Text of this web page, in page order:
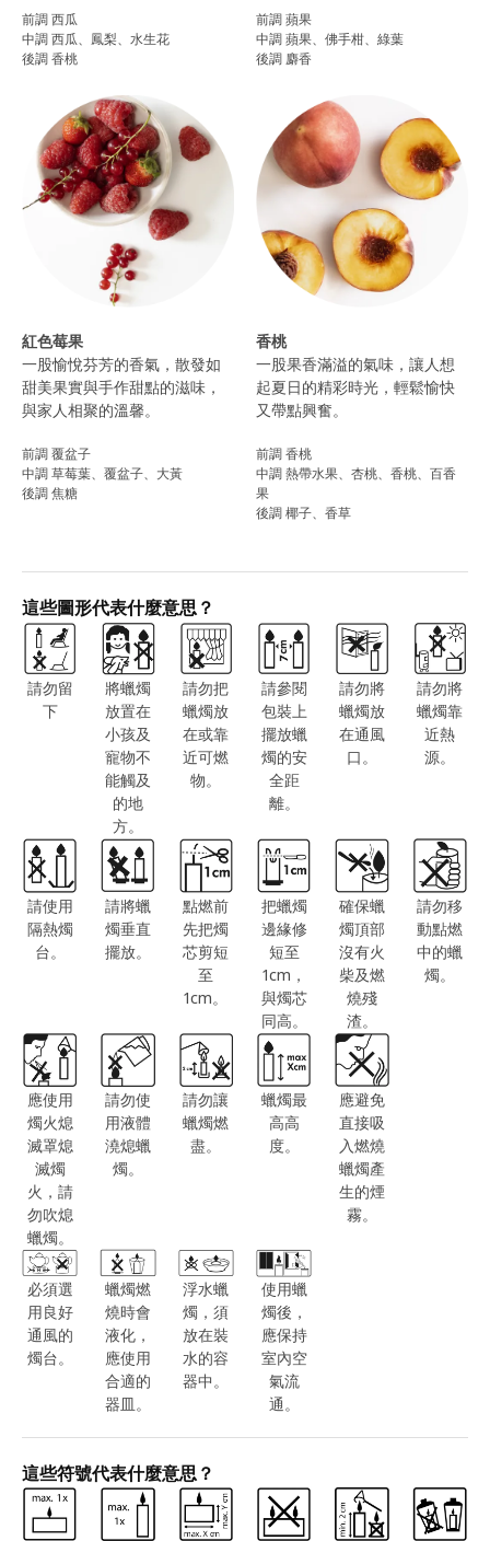
前調 西瓜
中調 西瓜、鳳梨、水生花
後調 香桃
前調 蘋果
中調 蘋果、佛手柑、綠葉
後調 麝香
紅色莓果
一股愉悅芬芳的香氣，散發如
甜美果實與手作甜點的滋味，
與家人相聚的溫馨。
前調 覆盆子
中調 草莓葉、覆盆子、大黃
後調 焦糖
香桃
一股果香滿溢的氣味，讓人想
起夏日的精彩時光，輕鬆愉快
又帶點興奮。
前調 香桃
中調 熱帶水果、杏桃、香桃、百香
果
後調 椰子、香草
這些圖形代表什麼意思？
請勿留
下
將蠟燭
放置在
小孩及
寵物不
能觸及
的地
方。
請勿把
蠟燭放
在或靠
近可燃
物。
請參閱
包裝上
擺放蠟
燭的安
全距
離。
請勿將
蠟燭放
在通風
口。
請勿將
蠟燭靠
近熱
源。
請使用
隔熱燭
台。
請將蠟
燭垂直
擺放。
點燃前
先把燭
芯剪短
至
1cm。
把蠟燭
邊緣修
短至
1cm，
與燭芯
同高。
確保蠟
燭頂部
沒有火
柴及燃
燒殘
渣。
請勿移
動點燃
中的蠟
燭。
應使用
燭火熄
滅罩熄
滅燭
火，請
勿吹熄
蠟燭。
請勿使
用液體
澆熄蠟
燭。
請勿讓
蠟燭燃
盡。
蠟燭最
高高
度。
應避免
直接吸
入燃燒
蠟燭產
生的煙
霧。
必須選
用良好
通風的
燭台。
蠟燭燃
燒時會
液化，
應使用
合適的
器皿。
浮水蠟
燭，須
放在裝
水的容
器中。
使用蠟
燭後，
應保持
室內空
氣流
通。
這些符號代表什麼意思？